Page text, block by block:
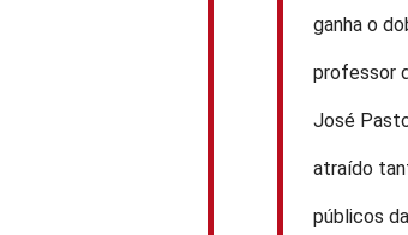
ganha o
professor
José
atraído
públicos